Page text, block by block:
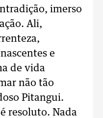
imerso
Ali,
e
de vida
não tão
Pitangui.
resoluto. Nada